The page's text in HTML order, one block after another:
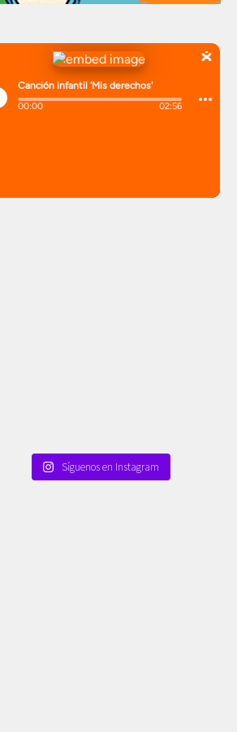
Síguenos en Instagram